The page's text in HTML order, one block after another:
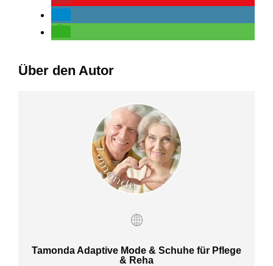
Über den Autor
Tamonda Adaptive Mode & Schuhe für Pflege
& Reha